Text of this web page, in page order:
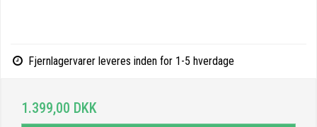
Fjernlagervarer leveres inden for 1-5 hverdage
1.399,00 DKK